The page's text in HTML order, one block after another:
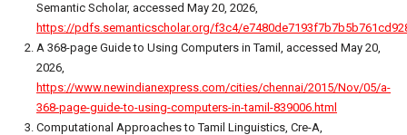
Semantic Scholar, accessed May 20, 2026,
https://pdfs.semanticscholar.org/f3c4/
A 368-page Guide to Using Computers in Tamil, accessed May 20,
2026,
https://www.newindianexpress.com/cities/chennai/2015/Nov/05/a-
368-page-guide-to-using-computers-in-tamil-839006.html
Computational Approaches to Tamil Linguistics, Cre-A,